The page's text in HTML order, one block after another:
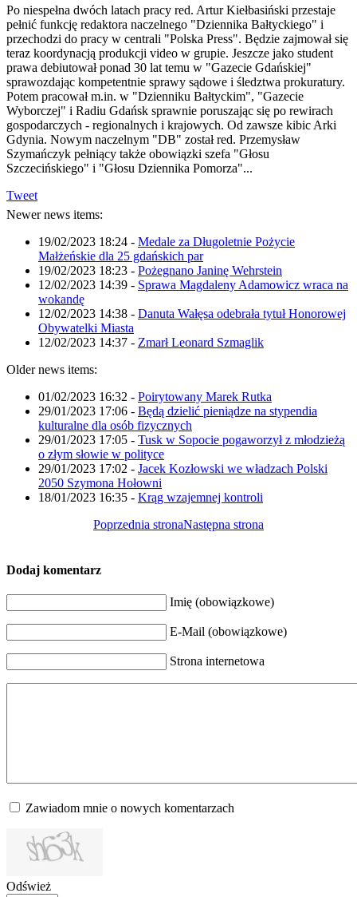
Po niespełna dwóch latach pracy red. Artur Kiełbasiński przestaje
pełnić funkcję redaktora naczelnego "Dziennika Bałtyckiego" i
przechodzi do pracy w centrali "Polska Press". Będzie zajmował się
teraz koordynacją produkcji video w grupie. Jeszcze jako student
prawa debiutował ponad 30 lat temu w "Gazecie Gdańskiej"
sprawozdając kompetentnie sprawy sądowe i śledztwa prokuratury.
Potem pracował m.in. w "Dzienniku Bałtyckim", "Gazecie
Wyborczej" i Radiu Gdańsk sprawnie poruszając się po rewirach
gospodarczych - regionalnych i krajowych. Od zawsze kibic Arki
Gdynia. Nowym naczelnym "DB" został red. Przemysław
Szymańczyk pełniący także obowiązki szefa "Głosu
Szczecińskiego" i "Głosu Dziennika Pomorza"...
Tweet
Newer news items:
19/02/2023 18:24 - Medale za Długoletnie Pożycie
Małżeńskie dla 25 gdańskich par
19/02/2023 18:23 - Pożegnano Janinę Wehrstein
12/02/2023 14:39 - Sprawa Magdaleny Adamowicz wraca na
wokandę
12/02/2023 14:38 - Danuta Wałęsa odebrała tytuł Honorowej
Obywatelki Miasta
12/02/2023 14:37 - Zmarł Leonard Szmaglik
Older news items:
01/02/2023 16:32 - Poirytowany Marek Rutka
29/01/2023 17:06 - Będą dzielić pieniądze na stypendia
kulturalne dla osób fizycznych
29/01/2023 17:05 - Tusk w Sopocie pogaworzył z młodzieżą
o złym słowie w polityce
29/01/2023 17:02 - Jacek Kozłowski we władzach Polski
2050 Szymona Hołowni
18/01/2023 16:35 - Krąg wzajemnej kontroli
Poprzednia stronaNastępna strona
Dodaj komentarz
Imię (obowiązkowe)
E-Mail (obowiązkowe)
Strona internetowa
Zawiadom mnie o nowych komentarzach
Odśwież